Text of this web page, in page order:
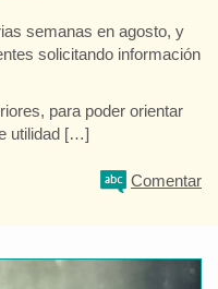
semanas en agosto, y
solicitando información
para poder orientar
utilidad […]
Comentar